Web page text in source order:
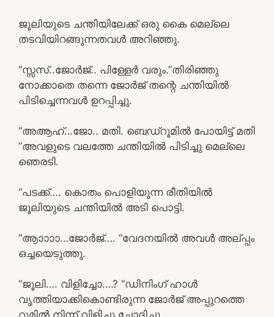
ജൂലിയുടെ ചന്തിയിലേക്ക് ഒരു കൈ മെല്ലെ
തടവിയിറങ്ങുന്നതവൾ അറിഞ്ഞു.
“സ്സസ്..ജോർജ്.. പിള്ളേർ വരും.”തിരിഞ്ഞു
നോക്കാതെ തന്നെ ജോർജ് തന്റെ ചന്തിയിൽ
പിടിച്ചെന്നവൾ ഉറപ്പിച്ചു.
“അആഹ്…ജോ.. മതി. ബെഡ്‌റൂമിൽ പോയിട്ട് മതി
”അവളുടെ വലത്തേ ചന്തിയിൽ പിടിച്ചു മെല്ലെ
ഞെരടി.
“പടക്ക്…. കൊതം പൊളിയുന്ന രീതിയിൽ
ജൂലിയുടെ ചന്തിയിൽ അടി പൊട്ടി.
“ആാാാാ…ജോർജ്…. “വേദനയിൽ അവൾ അല്പ്പം
ഒച്ചയെടുത്തു.
“ജൂലി…. വിളിച്ചോ….? “ഡിനിംഗ് ഹാൾ
വൃത്തിയാക്കികൊണ്ടിരുന്ന ജോർജ് അപ്പുറത്തെ
റൂമിൽ നിന്ന് വിളിച്ചു ചോദിച്ചു.